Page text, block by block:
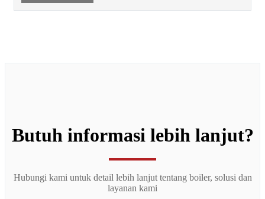
Butuh informasi lebih lanjut?
Hubungi kami untuk detail lebih lanjut tentang boiler, solusi dan
layanan kami